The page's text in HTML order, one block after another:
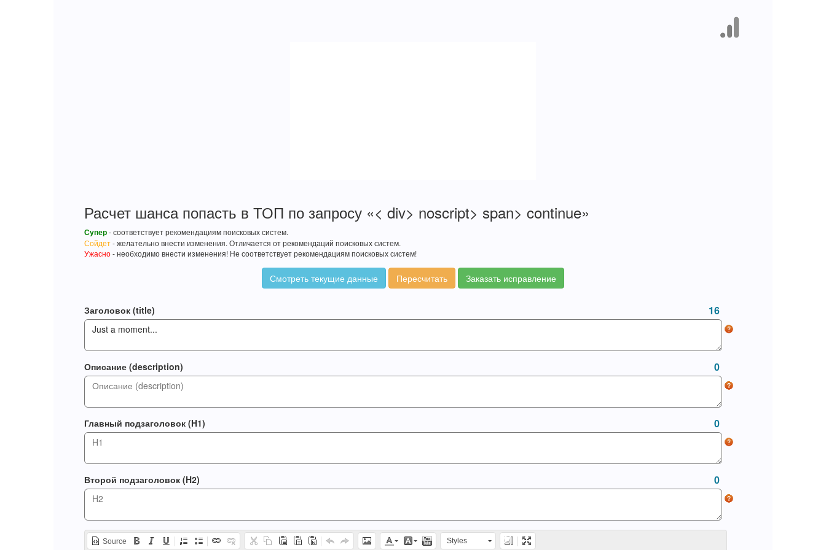
Расчет шанса попасть в ТОП по запросу «< div> noscript> span> continue»
Супер- соответствует рекомендациям поисковых систем.
Сойдет- желательно внести изменения. Отличается от рекомендаций поисковых систем.
Ужасно- необходимо внести изменения! Не соответствует рекомендациям поисковых систем!
Смотреть текущие данные Пересчитать Заказать исправление
Заголовок (title) 16
Описание (description) 0
Главный подзаголовок (H1) 0
Второй подзаголовок (H2) 0
Source Styles